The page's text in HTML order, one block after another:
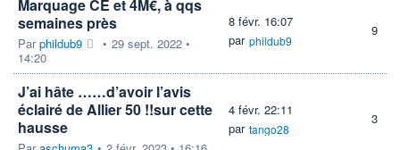
Marquage CE et 4M€, à qqs
semaines près
Parphildub9 • 29 sept. 2022 •
14:20
8 févr. 16:07
par phildub9
9
J’ai hâte ……d’avoir l’avis
éclairé de Allier 50 !!sur cette
hausse
4 févr. 22:11
par tango28
3